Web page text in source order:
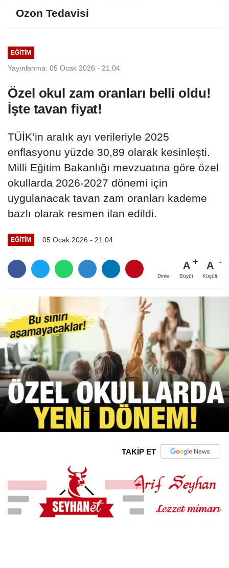
Ozon Tedavisi
EĞITIM
Yayınlanma: 05 Ocak 2026 - 21:04
Özel okul zam oranları belli oldu!
İşte tavan fiyat!
TÜİK’in aralık ayı verileriyle 2025
enflasyonu yüzde 30,89 olarak kesinleşti.
Milli Eğitim Bakanlığı mevzuatına göre özel
okullarda 2026-2027 dönemi için
uygulanacak tavan zam oranları kademe
bazlı olarak resmen ilan edildi.
EĞITIM 05 Ocak 2026 - 21:04
Dinle
A
Büyüt
A
Küçült
TAKİP ET